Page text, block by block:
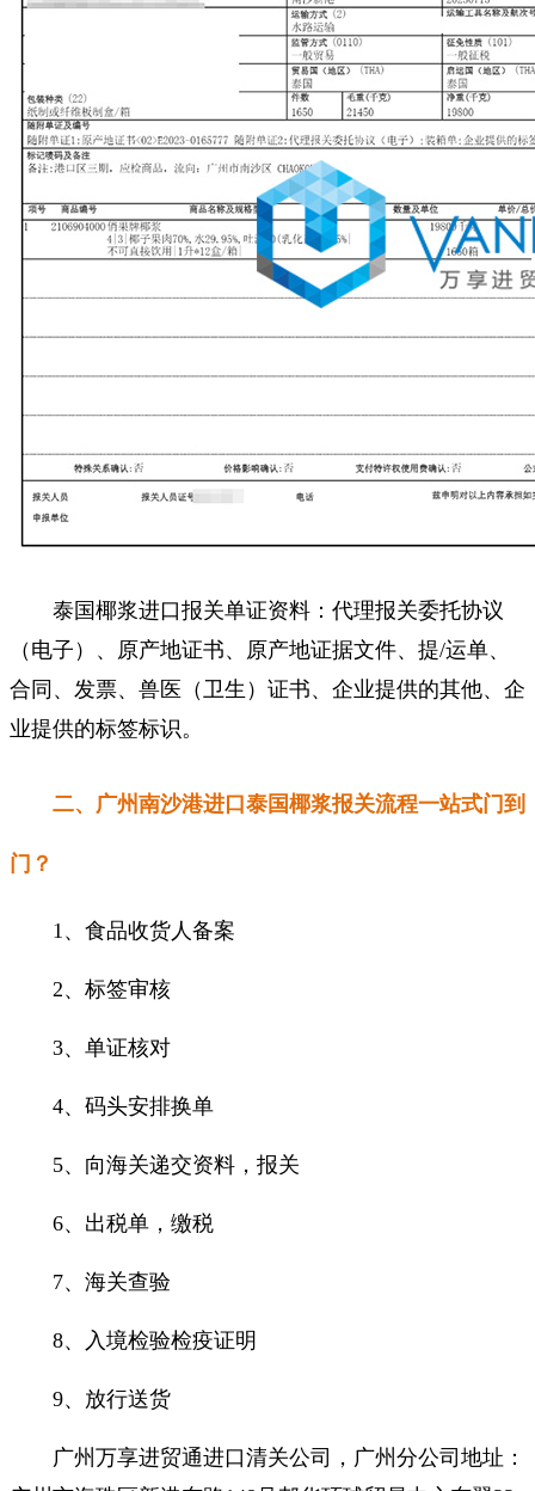
泰国椰浆进口报关单证资料：代理报关委托协议
（电子）、原产地证书、原产地证据文件、提/运单、
合同、发票、兽医（卫生）证书、企业提供的其他、企
业提供的标签标识。
二、广州南沙港进口泰国椰浆报关流程一站式门到
门？
1、食品收货人备案
2、标签审核
3、单证核对
4、码头安排换单
5、向海关递交资料，报关
6、出税单，缴税
7、海关查验
8、入境检验检疫证明
9、放行送货
广州万享进贸通进口清关公司，广州分公司地址：